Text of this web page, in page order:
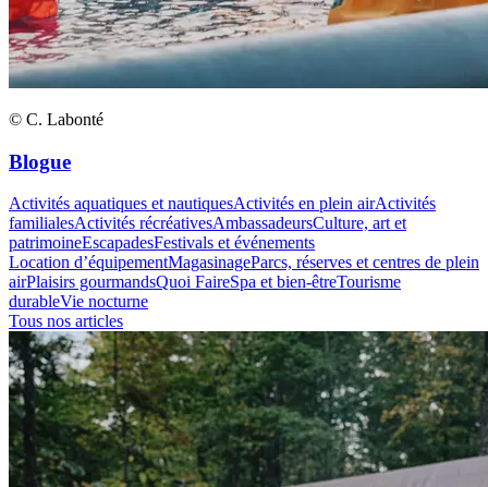
© C. Labonté
Blogue
Activités aquatiques et nautiquesActivités en plein airActivités
familialesActivités récréativesAmbassadeursCulture, art et
patrimoineEscapadesFestivals et événements
Location d’équipementMagasinageParcs, réserves et centres de plein
airPlaisirs gourmandsQuoi FaireSpa et bien-êtreTourisme
durableVie nocturne
Tous nos articles